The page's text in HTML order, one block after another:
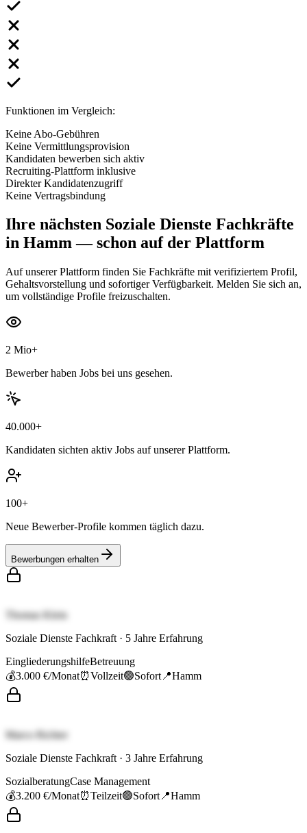
Funktionen im Vergleich:
Keine Abo-Gebühren
Keine Vermittlungsprovision
Kandidaten bewerben sich aktiv
Recruiting-Plattform inklusive
Direkter Kandidatenzugriff
Keine Vertragsbindung
Ihre nächsten Soziale Dienste Fachkräfte
in Hamm— schon auf der Plattform
Auf unserer Plattform finden Sie Fachkräfte mit verifiziertem Profil,
Gehaltsvorstellung und sofortiger Verfügbarkeit. Melden Sie sich an,
um vollständige Profile freizuschalten.
2 Mio+
Bewerber haben Jobs bei uns gesehen.
40.000+
Kandidaten sichten aktiv Jobs auf unserer Plattform.
100+
Neue Bewerber-Profile kommen täglich dazu.
Bewerbungen erhalten
Thomas Klein
Soziale Dienste Fachkraft · 5 Jahre Erfahrung
EingliederungshilfeBetreuung
💰3.000 €/Monat⏰Vollzeit🟢Sofort 📍Hamm
Marco Richter
Soziale Dienste Fachkraft · 3 Jahre Erfahrung
SozialberatungCase Management
💰3.200 €/Monat⏰Teilzeit🟢Sofort 📍Hamm